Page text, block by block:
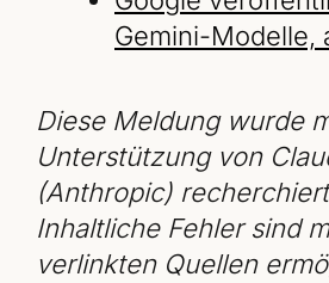
Gemini-Modelle,
Diese Meldung wurde
Unterstützung von
(Anthropic)
Inhaltliche Fehler sind
verlinkten Quellen